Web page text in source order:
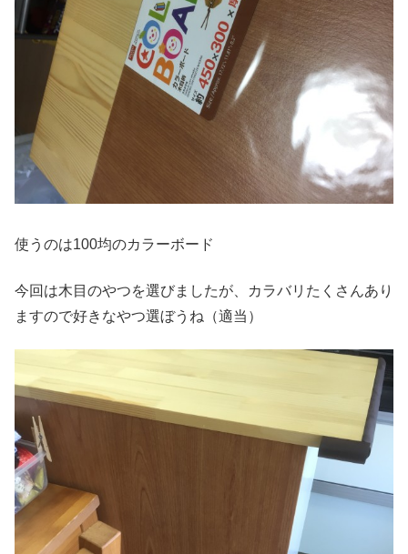
使うのは100均のカラーボード
今回は木目のやつを選びましたが、カラバリたくさんあり
ますので好きなやつ選ぼうね（適当）